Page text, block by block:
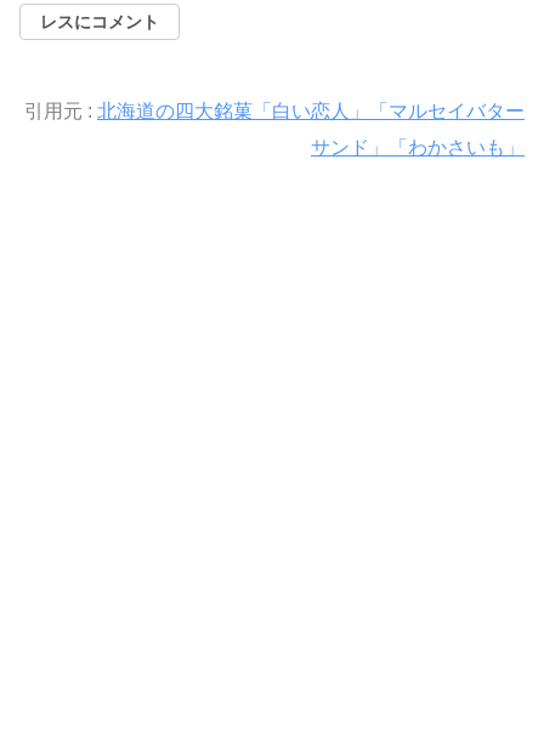
レスにコメント
引用元 : 北海道の四大銘菓「白い恋人」「マルセイバター
サンド」「わかさいも」